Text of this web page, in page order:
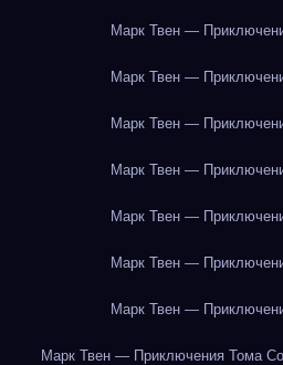
Марк Твен —
Марк Твен —
Марк Твен —
Марк Твен —
Марк Твен —
Марк Твен —
Марк Твен —
Марк Твен — Приключения Тома